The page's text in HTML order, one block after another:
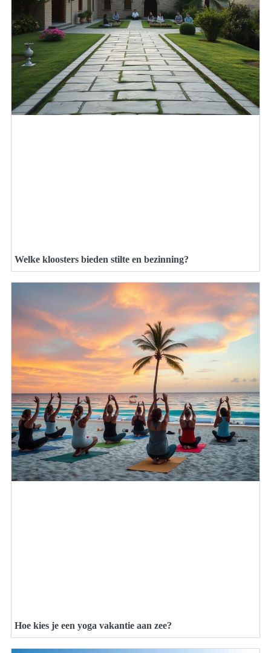
Welke kloosters bieden stilte en bezinning?
Hoe kies je een yoga vakantie aan zee?